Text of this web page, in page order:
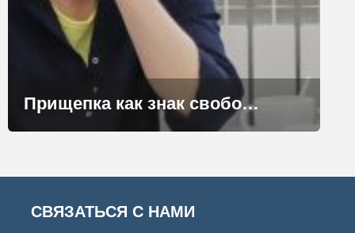
Прищепка как знак свободы
СВЯЗАТЬСЯ С НАМИ